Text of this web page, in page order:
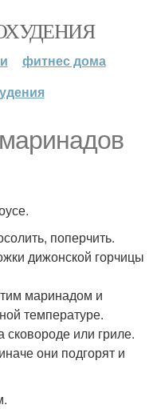
фитнес дома
поперчить.
дижонской горчицы
маринадом и
температуре.
или гриле.
они подгорят и